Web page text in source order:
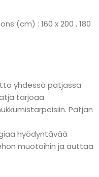
(cm) : 160 x 200 , 180
yhdessä patjassa
tarjoaa
Patjan
hyödyntävää
muotoihin ja auttaa